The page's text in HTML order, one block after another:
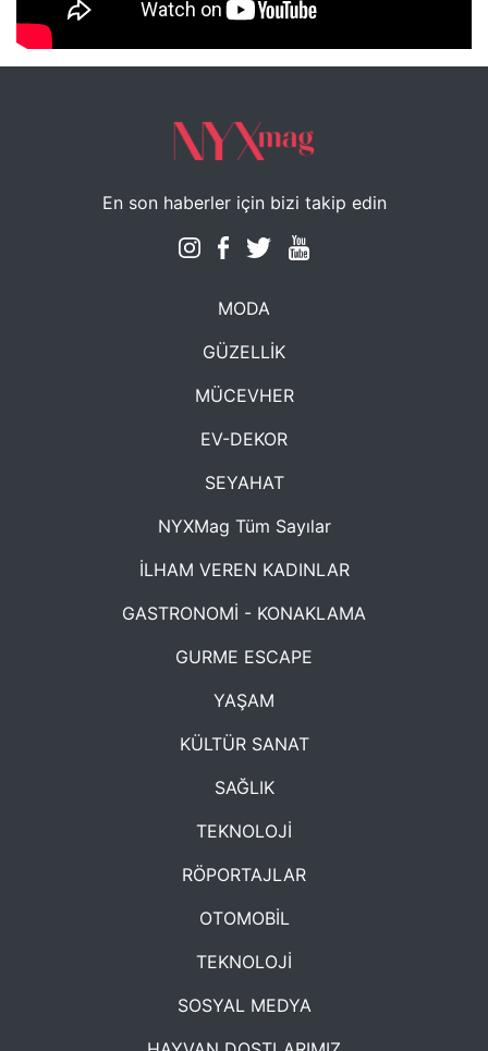
NYXmag 2. Yaş Kutlama Etkinliği
En son haberler için bizi takip edin
MODA
GÜZELLİK
MÜCEVHER
EV-DEKOR
SEYAHAT
NYXMag Tüm Sayılar
İLHAM VEREN KADINLAR
GASTRONOMİ - KONAKLAMA
GURME ESCAPE
YAŞAM
KÜLTÜR SANAT
SAĞLIK
TEKNOLOJİ
RÖPORTAJLAR
OTOMOBİL
TEKNOLOJİ
SOSYAL MEDYA